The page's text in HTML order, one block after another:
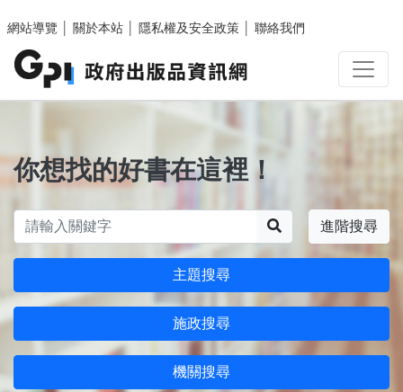
網站導覽
關於本站 隱私權及安全政策 聯絡我們
你想找的好書在這裡！
進階搜尋
主題搜尋
施政搜尋
機關搜尋